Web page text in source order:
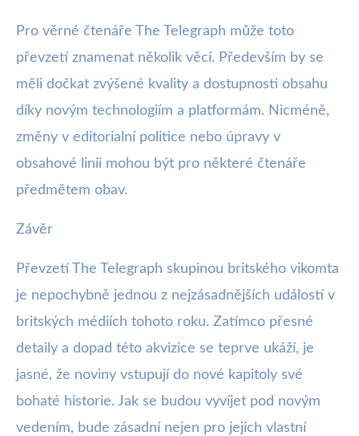
Pro věrné čtenáře The Telegraph může toto
převzetí znamenat několik věcí. Především by se
měli dočkat zvýšené kvality a dostupnosti obsahu
díky novým technologiím a platformám. Nicméně,
změny v editorialní politice nebo úpravy v
obsahové linii mohou být pro některé čtenáře
předmětem obav.
Závěr
Převzetí The Telegraph skupinou britského vikomta
je nepochybně jednou z nejzásadnějších událostí v
britských médiích tohoto roku. Zatímco přesné
detaily a dopad této akvizice se teprve ukáží, je
jasné, že noviny vstupují do nové kapitoly své
bohaté historie. Jak se budou vyvíjet pod novým
vedením, bude zásadní nejen pro jejich vlastní